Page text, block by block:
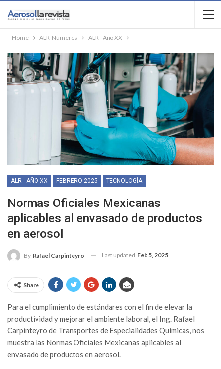
Home ALR-Números ALR - Año XX
ALR - AÑO XX FEBRERO 2025 TECNOLOGÍA
Normas Oficiales Mexicanas
aplicables al envasado de productos
en aerosol
By Rafael Carpinteyro Last updated Feb 5, 2025
Share
Para el cumplimiento de estándares con el fin de elevar la
productividad y mejorar el ambiente laboral, el Ing. Rafael
Carpinteyro de Transportes de Especialidades Químicas, nos
muestra las Normas Oficiales Mexicanas aplicables al
envasado de productos en aerosol.